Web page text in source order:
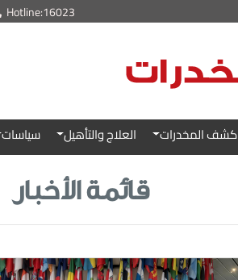
Hotline:16023
كشف المخدرات العلاج والتأهيل سياسات
قائمة الأخبار